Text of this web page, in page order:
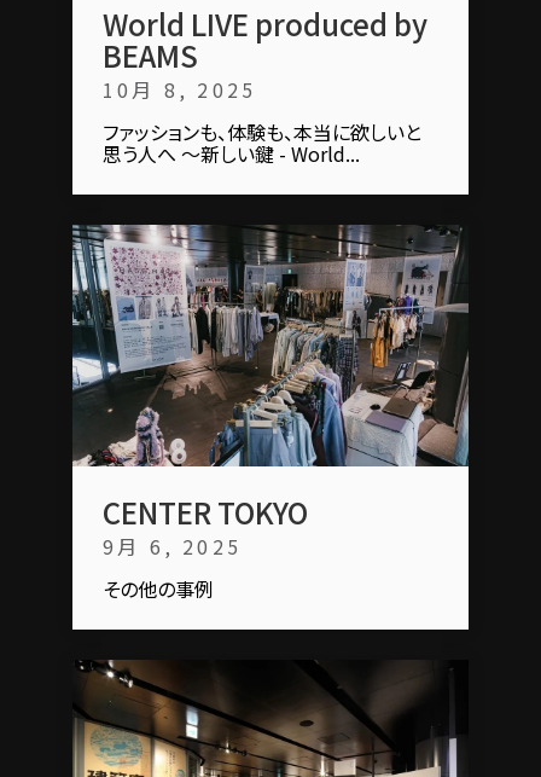
World LIVE produced by
BEAMS
10月 8, 2025
ファッションも、体験も、本当に欲しいと
思う⼈へ ～新しい鍵 - World...
CENTER TOKYO
9月 6, 2025
その他の事例